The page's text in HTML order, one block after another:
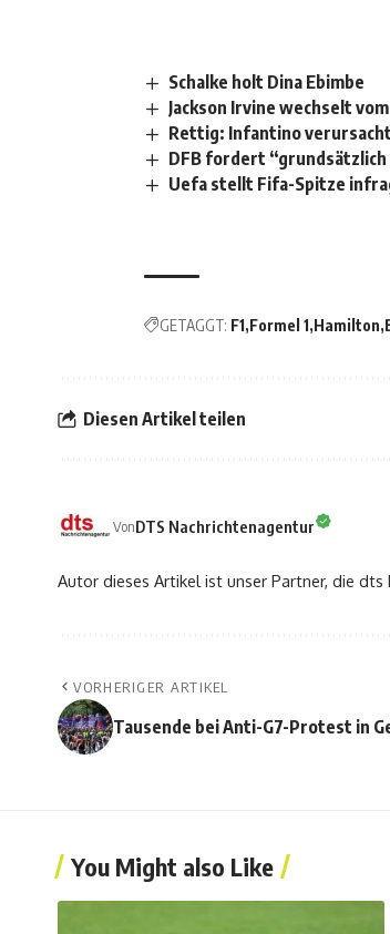
Schalke holt Dina Ebimbe
Jackson Irvine wechselt vom
Rettig: Infantino
DFB fordert
Uefa stellt Fifa-Spitze
GETAGGT: F1 Formel 1 Hamilton
Diesen Artikel teilen
VonDTS Nachrichtenagentur
Autor dieses Artikel ist unser Partner, die dts
VORHERIGER ARTIKEL
Tausende bei Anti-G7-Protest in
You Might also Like